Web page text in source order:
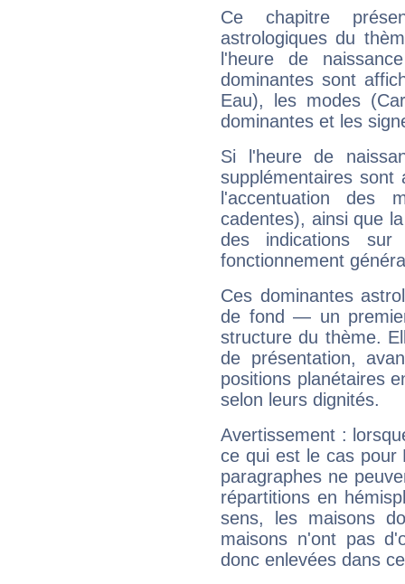
Ce chapitre
astrologiques du
l'heure de
dominantes sont
Eau), les modes
dominantes et les
Si l'heure de
supplémentaires sont
l'accentuation des
cadentes), ainsi que
des indications sur
fonctionnement
Ces dominantes
de fond — un
structure du thème.
de présentation,
positions planétaires
selon leurs dignités.
Avertissement :
ce qui est le cas pour
paragraphes ne
répartitions en
sens, les maisons
maisons n'ont pas
donc enlevées dans